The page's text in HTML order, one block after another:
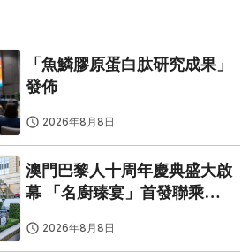
「魚鱗膠原蛋白肽研究成果」
發佈
2026年8月8日
澳門巴黎人十周年慶典盛大啟
幕 「名廚臻宴」首發聯乘
2026年8月8日